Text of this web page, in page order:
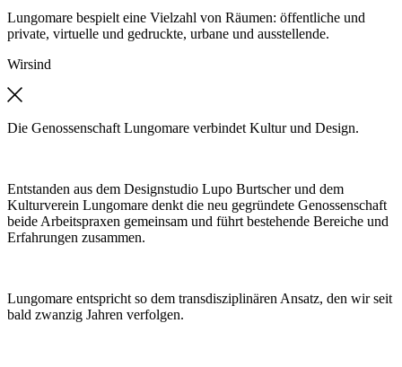
Lungomare bespielt eine Vielzahl von Räumen: öffentliche und
private, virtuelle und gedruckte, urbane und ausstellende.
Wirsind
Die Genossenschaft Lungomare verbindet Kultur und Design.
Entstanden aus dem Designstudio Lupo Burtscher und dem
Kulturverein Lungomare denkt die neu gegründete Genossenschaft
beide Arbeitspraxen gemeinsam und führt bestehende Bereiche und
Erfahrungen zusammen.
Lungomare entspricht so dem transdisziplinären Ansatz, den wir seit
bald zwanzig Jahren verfolgen.